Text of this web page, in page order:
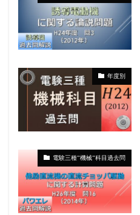
年度別
電験三種"機械"科目過去問